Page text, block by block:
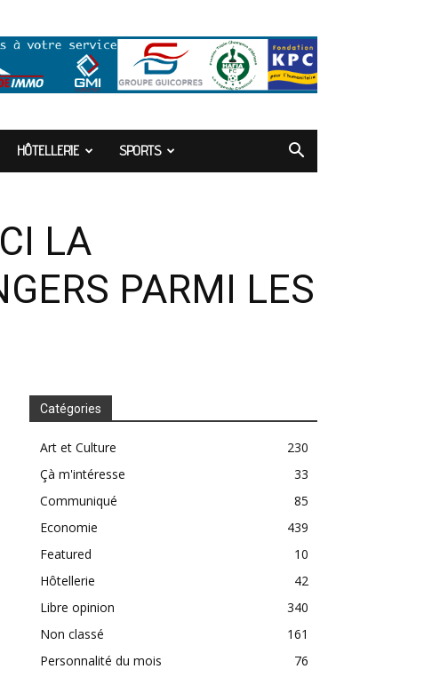
HÔTELLERIE SPORTS
LA
PARMI LES
Catégories
Art et Culture
230
Çà m'intéresse
33
Communiqué
85
Economie
439
Featured
10
Hôtellerie
42
Libre opinion
340
Non classé
161
Personnalité du mois
76